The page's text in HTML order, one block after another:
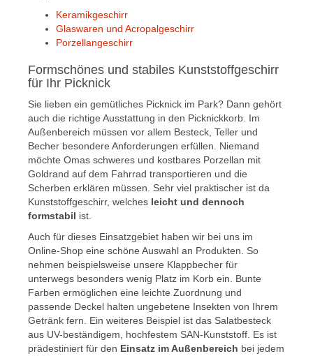
Keramikgeschirr
Glaswaren und Acropalgeschirr
Porzellangeschirr
Formschönes und stabiles Kunststoffgeschirr
für Ihr Picknick
Sie lieben ein gemütliches Picknick im Park? Dann gehört
auch die richtige Ausstattung in den Picknickkorb. Im
Außenbereich müssen vor allem Besteck, Teller und
Becher besondere Anforderungen erfüllen. Niemand
möchte Omas schweres und kostbares Porzellan mit
Goldrand auf dem Fahrrad transportieren und die
Scherben erklären müssen. Sehr viel praktischer ist da
Kunststoffgeschirr, welches leicht und dennoch
formstabil ist.
Auch für dieses Einsatzgebiet haben wir bei uns im
Online-Shop eine schöne Auswahl an Produkten. So
nehmen beispielsweise unsere Klappbecher für
unterwegs besonders wenig Platz im Korb ein. Bunte
Farben ermöglichen eine leichte Zuordnung und
passende Deckel halten ungebetene Insekten von Ihrem
Getränk fern. Ein weiteres Beispiel ist das Salatbesteck
aus UV-beständigem, hochfestem SAN-Kunststoff. Es ist
prädestiniert für den Einsatz im Außenbereich bei jedem